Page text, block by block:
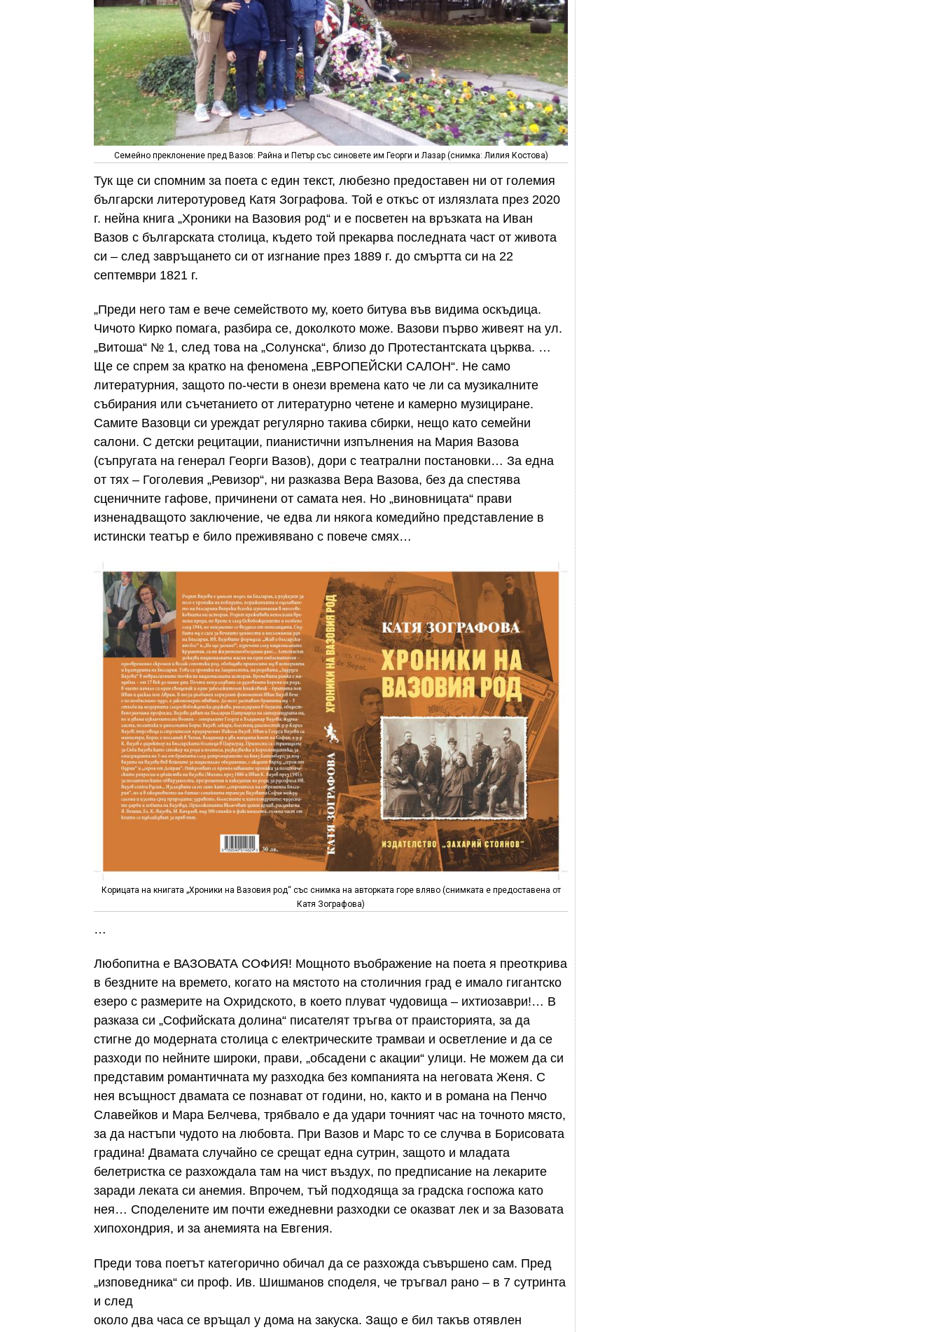
Семейно преклонение пред Вазов: Райна и Петър със синовете им Георги и Лазар (снимка: Лилия Костова)
Тук ще си спомним за поета с един текст, любезно предоставен ни от големия
български литеротуровед Катя Зографова. Той е откъс от излязлата през 2020
г. нейна книга „Хроники на Вазовия род“ и е посветен на връзката на Иван
Вазов с българската столица, където той прекарва последната част от живота
си – след завръщането си от изгнание през 1889 г. до смъртта си на 22
септември 1821 г.
„Преди него там е вече семейството му, което битува във видима оскъдица.
Чичото Кирко помага, разбира се, доколкото може. Вазови първо живеят на ул.
„Витоша“ № 1, след това на „Солунска“, близо до Протестантската църква. …
Ще се спрем за кратко на феномена „ЕВРОПЕЙСКИ САЛОН“. Не само
литературния, защото по-чести в онези времена като че ли са музикалните
събирания или съчетанието от литературно четене и камерно музициране.
Самите Вазовци си уреждат регулярно такива сбирки, нещо като семейни
салони. С детски рецитации, пианистични изпълнения на Мария Вазова
(съпругата на генерал Георги Вазов), дори с театрални постановки… За една
от тях – Гоголевия „Ревизор“, ни разказва Вера Вазова, без да спестява
сценичните гафове, причинени от самата нея. Но „виновницата“ прави
изненадващото заключение, че едва ли някога комедийно представление в
истински театър е било преживявано с повече смях…
Корицата на книгата „Хроники на Вазовия род“ със снимка на авторката горе вляво (снимката е предоставена от
Катя Зографова)
…
Любопитна е ВАЗОВАТА СОФИЯ! Мощното въображение на поета я преоткрива
в бездните на времето, когато на мястото на столичния град е имало гигантско
езеро с размерите на Охридското, в което плуват чудовища – ихтиозаври!… В
разказа си „Софийската долина“ писателят тръгва от праисторията, за да
стигне до модерната столица с електрическите трамваи и осветление и да се
разходи по нейните широки, прави, „обсадени с акации“ улици. Не можем да си
представим романтичната му разходка без компанията на неговата Женя. С
нея всъщност двамата се познават от години, но, както и в романа на Пенчо
Славейков и Мара Белчева, трябвало е да удари точният час на точното място,
за да настъпи чудото на любовта. При Вазов и Марс то се случва в Борисовата
градина! Двамата случайно се срещат една сутрин, защото и младата
белетристка се разхождала там на чист въздух, по предписание на лекарите
заради леката си анемия. Впрочем, тъй подходяща за градска госпожа като
нея… Споделените им почти ежедневни разходки се оказват лек и за Вазовата
хипохондрия, и за анемията на Евгения.
Преди това поетът категорично обичал да се разхожда съвършено сам. Пред
„изповедника“ си проф. Ив. Шишманов споделя, че тръгвал рано – в 7 сутринта
и след
около два часа се връщал у дома на закуска. Защо е бил такъв отявлен